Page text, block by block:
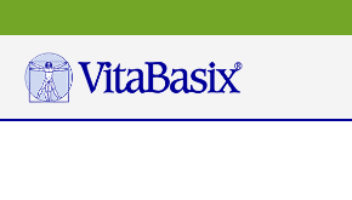
au
contenu